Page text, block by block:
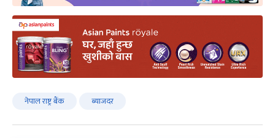
नेपाल राष्ट्र बैंक ब्याजदर